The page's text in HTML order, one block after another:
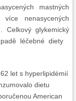
mastných
nenasycených
Celkový glykemický
léčebné diety
let s hyperlipidémií
dietu
American